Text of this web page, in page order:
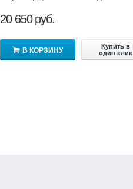
20 650 руб.
В КОРЗИНУ
Купить в
один клик